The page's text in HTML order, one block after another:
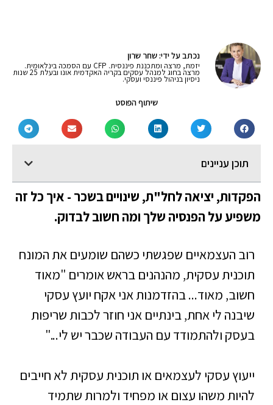
נכתב על ידי: שחר שרון
יזמת, מרצה ומתכננת פיננסית. CFP עם הסמכה בינלאומית.
מרצה בחוג למנהל עסקים בקריה האקדמית אונו ובעלת 25 שנות
ניסיון בניהול פיננסי ועסקי.
שיתוף הפוסט
תוכן עניינים
הפקדות, יציאה לחל"ת, שינויים בשכר - איך כל זה
משפיע על הפנסיה שלך ומה חשוב לבדוק.
רוב העצמאיים שפגשתי כשהם שומעים את המונח
תוכנית עסקית, מהנהנים בראש אומרים "מאוד
חשוב, מאוד... בהזדמנות אני אקח יועץ עסקי
שיבנה לי אחת, בינתיים אני חוזר לכבות שריפות
בעסק ולהתמודד עם העבודה שכבר יש לי..."
ייעוץ עסקי לעצמאים או תוכנית עסקית לא חייבים
להיות משהו עצום או מפחיד ולמרות שתמיד